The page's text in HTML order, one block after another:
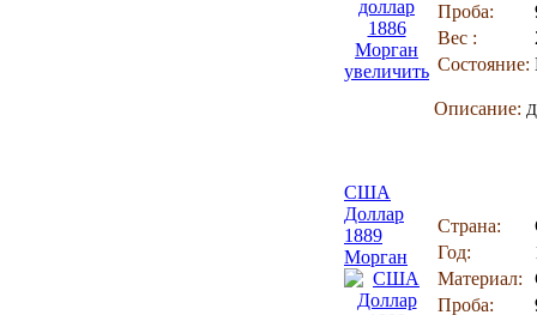
увеличить
Проба:
Вес :
Состояние:
Описание:
США
Доллар
1889
Морган
Страна:
Год:
Материал:
Проба: